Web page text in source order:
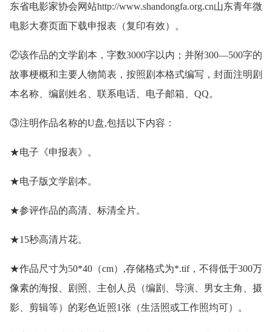
东省电影家协会网站http://www.shandongfa.org.cn山东青年微
电影大赛页面下载申报表（复印有效）。
②该作品的文学剧本，字数3000字以内；并附300—500字的
故事梗概和主要人物简表，按照剧本格式编写，封面注明剧
本名称、编剧姓名、联系电话、电子邮箱、QQ。
③注明作品名称的U盘,包括以下内容：
★电子《申报表》。
★电子版文学剧本。
★参评作品的高清、标清全片。
★15秒高清片花。
★作品尺寸为50*40（cm）,存储格式为*.tif，不得低于300万
像素的海报、剧照、主创人员（编剧、导演、男女主角、摄
影、剪辑等）的彩色近照1张（生活照或工作照均可）。